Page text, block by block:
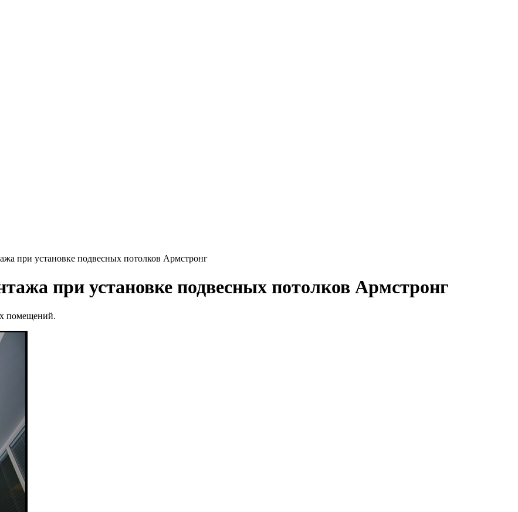
при установке подвесных потолков Армстронг
при установке подвесных потолков Армстронг
помещений.